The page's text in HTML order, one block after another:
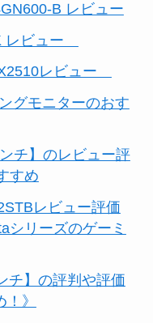
B レビュー
レビュー
レビュー
グモニターのおす
チ】のレビュー評
すめ
レビュー評価
シリーズのゲーミ
チ】の評判や評価
》